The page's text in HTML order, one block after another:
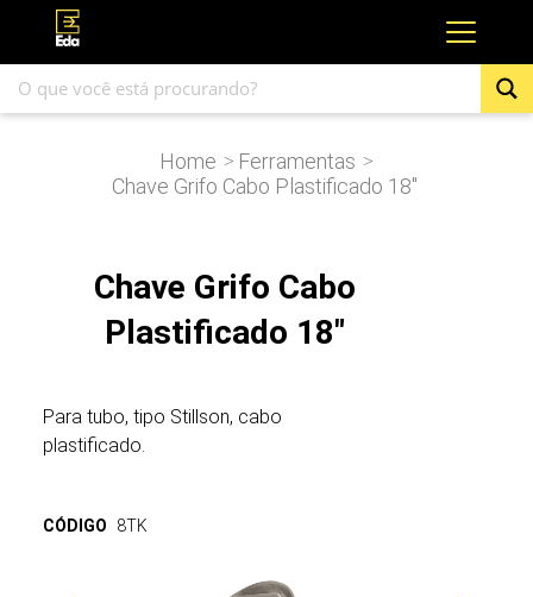
Home > Ferramentas >
Chave Grifo Cabo Plastificado 18″
Chave Grifo Cabo
Plastificado 18"
Para tubo, tipo Stillson, cabo
plastificado.
CÓDIGO 8TK